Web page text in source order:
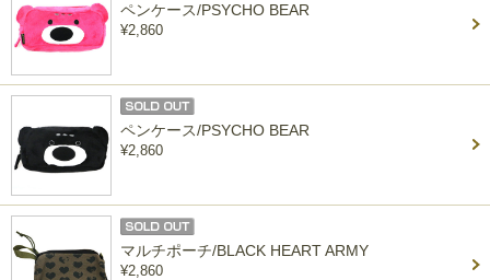
ペンケース/PSYCHO BEAR
¥2,860
ペンケース/PSYCHO BEAR
¥2,860
マルチポーチ/BLACK HEART ARMY
¥2,860